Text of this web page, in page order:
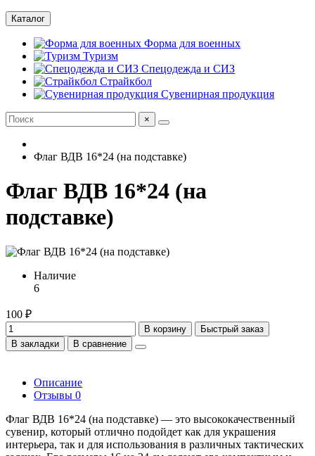
Каталог
Форма для военных
Туризм
Спецодежда и СИЗ
Страйкбол
Сувенирная продукция
×
Флаг ВДВ 16*24 (на подставке)
Флаг ВДВ 16*24 (на
подставке)
Наличие
6
100 ₽
В корзину
Быстрый заказ
В закладки
В сравнение
Описание
Отзывы 0
Флаг ВДВ 16*24 (на подставке) — это высококачественный
сувенир, который отлично подойдет как для украшения
интерьера, так и для использования в различных тактических